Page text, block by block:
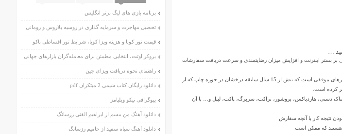
…
بستر اینترنت و افزایش میزان رضایتمندی و سرعت دریافت سفارشات
چاپ‌آلتینای به عنوان تنها چاپخانه آنلاین در حوزه چاپ افست و چاپ دیجیتال از کسب و کارهای موفقی است که بیش از 15 سال سابقه درخشان در حوزه چاپ که از
کرده است.
دستی، هاردباکس، بروشور، تراکت، سربرگ، پاکت، لیبل و… با آن
نتیجه کار با آنچه سفارش
هستند که ممکن است
برنامه بازی های لیگ برتر انگلیس
تحصیل مهاجرت و سرمایه گذاری در روسیه بلاروس و رومانی
قیمت تور کوبا و هزینه ویزا کوبا، شرایط تور اقساطی باکو
بروکر اوتت، انتخابی مطمئن برای معامله‌گران بازارهای جهانی
راهنمای نحوه دریافت ویزای چین
دانلود رایگان کتاب شیمی 2 مبتکران pdf
بیوگرافی نیکو ویلیامز
دانلود آهنگ من مسم از ابراهیم الفتی رزسانگ
دانلود آهنگ سیاه سفید از حامیم رزسانگ